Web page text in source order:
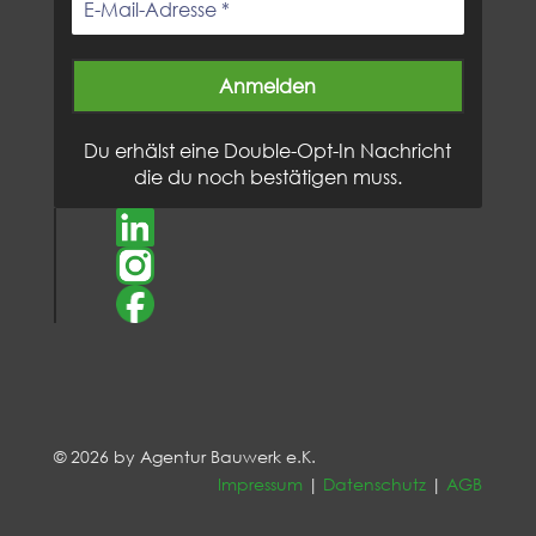
Du erhälst eine Double-Opt-In Nachricht
die du noch bestätigen muss.
© 2026 by Agentur Bauwerk e.K.
Impressum | Datenschutz |AGB